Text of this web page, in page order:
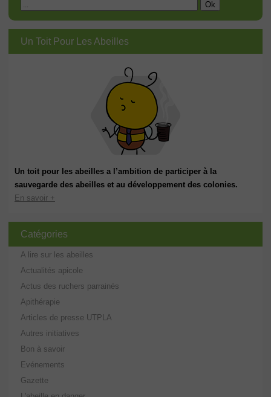
Un Toit Pour Les Abeilles
Un toit pour les abeilles a l’ambition de participer à la
sauvegarde des abeilles et au développement des colonies.
En savoir +
Catégories
A lire sur les abeilles
Actualités apicole
Actus des ruchers parrainés
Apithérapie
Articles de presse UTPLA
Autres initiatives
Bon à savoir
Evénements
Gazette